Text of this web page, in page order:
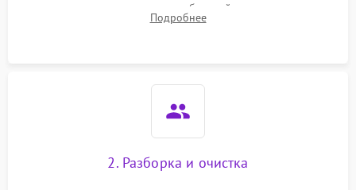
аккумулятора и тестирование базовой станции зарядки.
Оценка работы лидара, бампера и датчиков падения для
Подробнее
2. Разборка и очистка